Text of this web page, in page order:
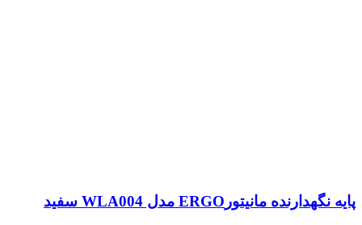
پایه نگهدارنده مانیتورERGO مدل WLA004 سفید